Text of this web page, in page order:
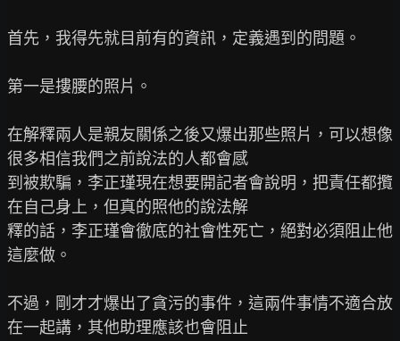
首先，我得先就目前有的資訊，定義遇到的問題。
第一是摟腰的照片。
在解釋兩人是親友關係之後又爆出那些照片，可以想像
很多相信我們之前說法的人都會感
到被欺騙，李正瑾現在想要開記者會說明，把責任都攬
在自己身上，但真的照他的說法解
釋的話，李正瑾會徹底的社會性死亡，絕對必須阻止他
這麼做。
不過，剛才才爆出了貪污的事件，這兩件事情不適合放
在一起講，其他助理應該也會阻止